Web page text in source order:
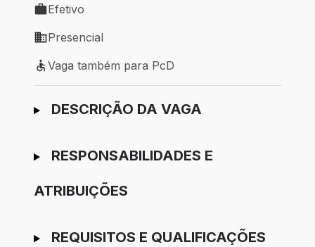
Tipo de vaga: Efetivo
Efetivo
Modelo de trabalho: Presencial
Presencial
Vaga também para PcD
Vaga também para PcD
Ir para candidatura
DESCRIÇÃO DA VAGA
RESPONSABILIDADES E
ATRIBUIÇÕES
REQUISITOS E QUALIFICAÇÕES